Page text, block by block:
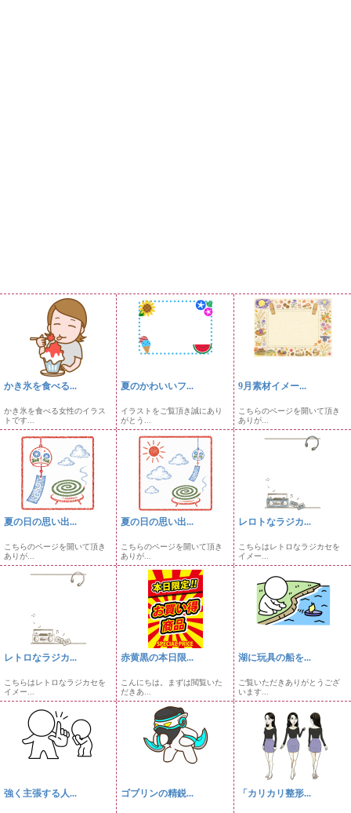
かき氷を食べる...
かき氷を食べる女性のイラス
トです...
夏のかわいいフ...
イラストをご覧頂き誠にあり
がとう...
9月素材イメー...
こちらのページを開いて頂き
ありが...
夏の日の思い出...
こちらのページを開いて頂き
ありが...
夏の日の思い出...
こちらのページを開いて頂き
ありが...
レロトなラジカ...
こちらはレトロなラジカセを
イメー...
レトロなラジカ...
こちらはレトロなラジカセを
イメー...
赤黄黒の本日限...
こんにちは。まずは閲覧いた
だきあ...
湖に玩具の船を...
ご覧いただきありがとうござ
います...
強く主張する人... ゴブリンの精鋭... 「カリカリ整形...